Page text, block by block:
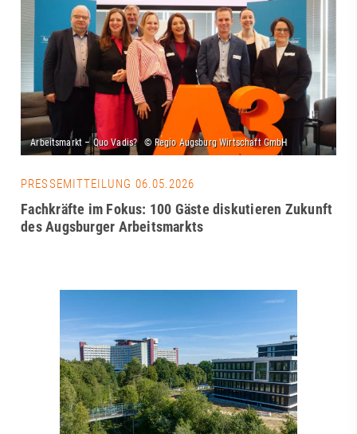
PRESSEMITTEILUNG 06.05.2026
Fachkräfte im Fokus: 100 Gäste diskutieren Zukunft
des Augsburger Arbeitsmarkts